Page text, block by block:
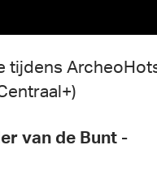
tijdens
van de Bunt -